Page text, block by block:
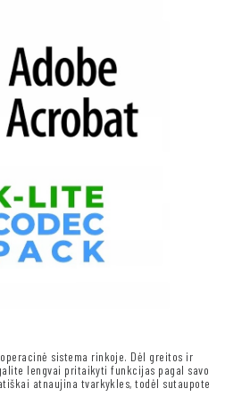
sistema rinkoje. Dėl greitos ir
lengvai pritaikyti funkcijas pagal savo
atnaujina tvarkykles, todėl sutaupote